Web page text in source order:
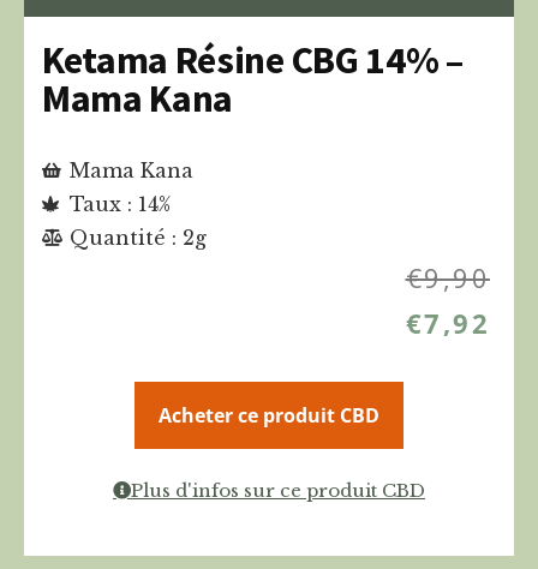
Ketama Résine CBG 14% –
Mama Kana
Mama Kana
Taux : 14%
Quantité : 2g
€9,90
€7,92
Acheter ce produit CBD
Plus d'infos sur ce produit CBD